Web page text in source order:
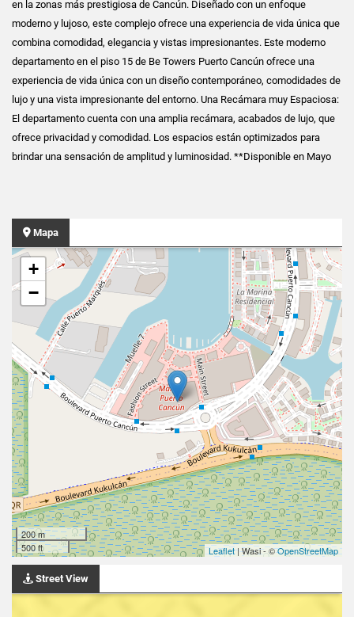
en la zonas más prestigiosa de Cancún. Diseñado con un enfoque
moderno y lujoso, este complejo ofrece una experiencia de vida única que
combina comodidad, elegancia y vistas impresionantes. Este moderno
departamento en el piso 15 de Be Towers Puerto Cancún ofrece una
experiencia de vida única con un diseño contemporáneo, comodidades de
lujo y una vista impresionante del entorno. Una Recámara muy Espaciosa:
El departamento cuenta con una amplia recámara, acabados de lujo, que
ofrece privacidad y comodidad. Los espacios están optimizados para
brindar una sensación de amplitud y luminosidad. **Disponible en Mayo
Mapa
+
−
200 m
500 ft
Leaflet| Wasi - ©OpenStreetMap
Street View